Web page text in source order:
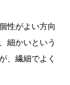
性がよい方向
細かいという
、繊細でよく